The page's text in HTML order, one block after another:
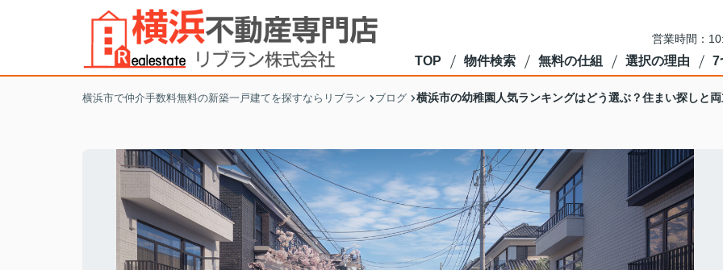
営業時間：
TOP 物件検索 無料の仕組 選択の理由 7
横浜市で仲介手数料無料の新築一戸建てを探すならリブラン ブログ 横浜市の幼稚園人気ランキングはどう選ぶ？住まい探しと